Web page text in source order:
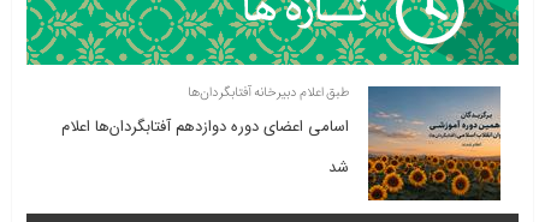
طبق اعلام دبیرخانه آفتابگردان‌ها
اسامی اعضای دوره دوازدهم آفتابگردان‌ها اعلام
شد